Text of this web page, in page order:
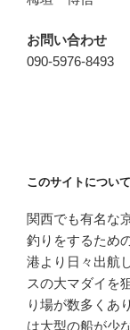
お問い合わせ
090-5976-8493
このサイトについて
関西でも有名な
釣りをするため
港より日々出航
スの大マダイを
り場が数多くあ
は大型の船が少